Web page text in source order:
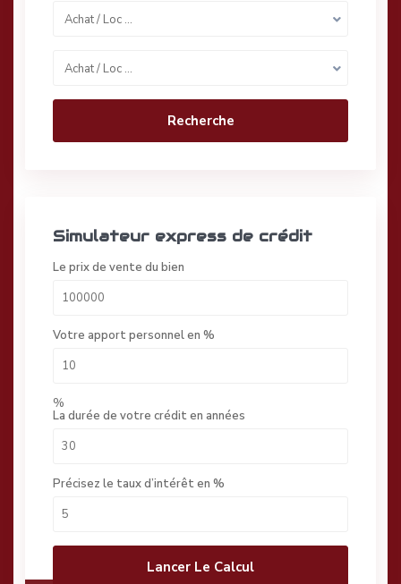
Achat / Loc …
Achat / Loc …
Recherche
Simulateur express de crédit
Le prix de vente du bien
Votre apport personnel en %
%
La durée de votre crédit en années
Précisez le taux d’intérêt en %
Lancer Le Calcul